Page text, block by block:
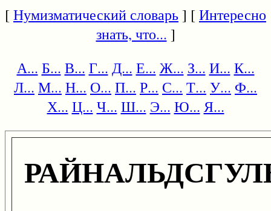
[Нумизматический словарь] [Интересно
знать, что... ]
А... Б... В... Г... Д... Е... Ж... З... И... К...
Л... М... Н... О... П... Р... С... Т... У... Ф...
Х... Ц... Ч... Ш... Э... Ю... Я...